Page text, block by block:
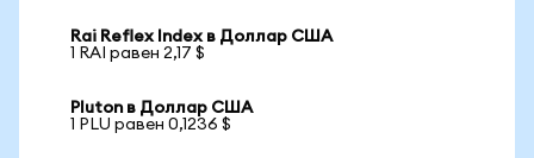
Rai Reflex Index в Доллар США
1 RAI равен 2,17 $
Pluton в Доллар США
1 PLU равен 0,1236 $